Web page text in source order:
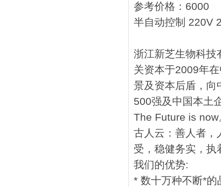
参考价格：6000
半自动控制 220V
浙江新芝生物科技
关资本于2009年
景及资本后盾，向
500强及中国本土
The Future is
古人云：善人者，
受，稳健务实，执
我们的优势:
* 数十万种不断*